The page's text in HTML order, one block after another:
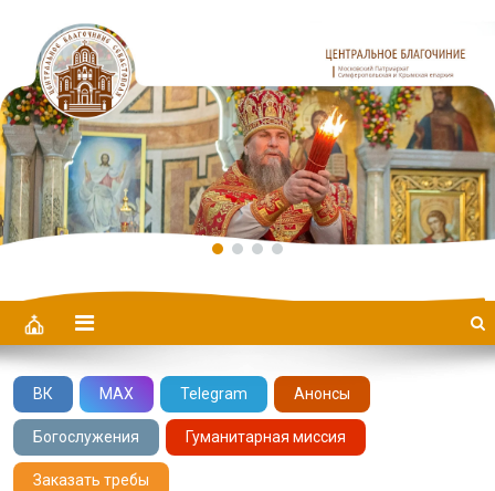
Центральное Благочиние
ВК MAX Telegram Анонсы
Богослужения Гуманитарная миссия
Заказать требы